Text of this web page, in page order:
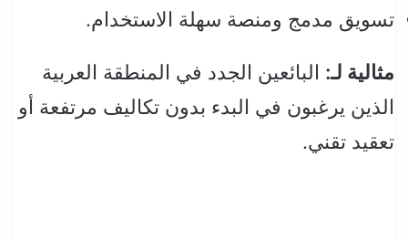
تسويق مدمج ومنصة سهلة الاستخدام.
مثالية لـ: البائعين الجدد في المنطقة العربية
الذين يرغبون في البدء بدون تكاليف مرتفعة أو
تعقيد تقني.